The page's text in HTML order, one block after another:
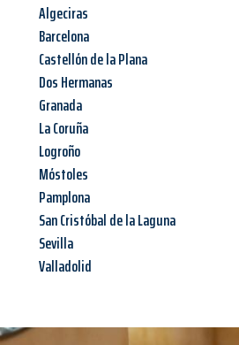
Algeciras
Barcelona
Castellón de la Plana
Dos Hermanas
Granada
La Coruña
Logroño
Móstoles
Pamplona
San Cristóbal de la Laguna
Sevilla
Valladolid